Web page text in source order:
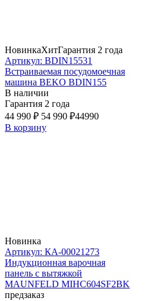
НовинкаХитГарантия 2 года
Артикул: BDIN15531
Встраиваемая посудомоечная
машина BEKO BDIN155
В наличии
Гарантия 2 года
44 990 ₽ 54 990 ₽44990
В корзину
Новинка
Артикул: КА-00021273
Индукционная варочная
панель с вытяжкой
MAUNFELD MIHC604SF2BK
предзаказ